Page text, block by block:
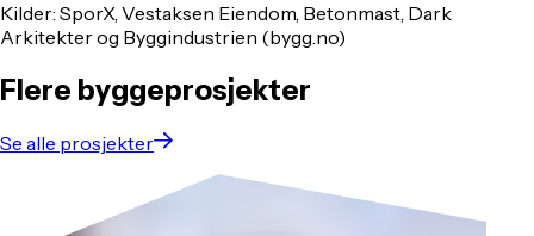
Kilder: SporX, Vestaksen Eiendom, Betonmast, Dark
Arkitekter og Byggindustrien (bygg.no)
Flere byggeprosjekter
Se alle prosjekter